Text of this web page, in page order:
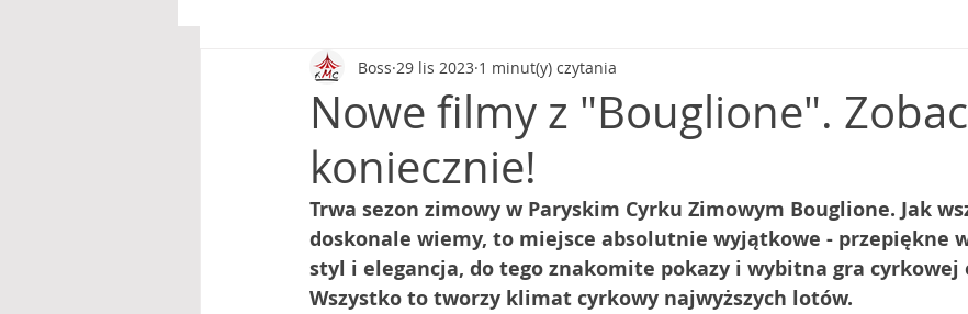
Nowe filmy z "Bouglione".
koniecznie!
Boss 29 lis 2023 1 minut(y) czytania
Trwa sezon zimowy w Paryskim Cyrku Zimowym Bouglione. Jak
doskonale wiemy, to miejsce absolutnie wyjątkowe - przepiękne
styl i elegancja, do tego znakomite pokazy i wybitna gra cyrkowej
Wszystko to tworzy klimat cyrkowy najwyższych lotów.